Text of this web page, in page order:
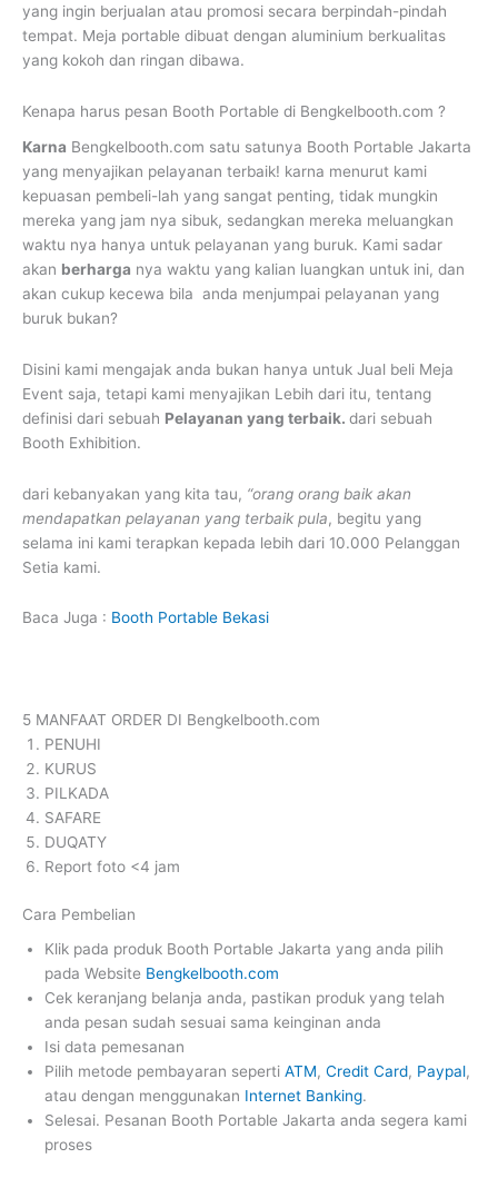
yang ingin berjualan atau promosi secara berpindah-pindah
tempat. Meja portable dibuat dengan aluminium berkualitas
yang kokoh dan ringan dibawa.
Kenapa harus pesan Booth Portable di Bengkelbooth.com ?
Karna Bengkelbooth.com satu satunya Booth Portable Jakarta
yang menyajikan pelayanan terbaik! karna menurut kami
kepuasan pembeli-lah yang sangat penting, tidak mungkin
mereka yang jam nya sibuk, sedangkan mereka meluangkan
waktu nya hanya untuk pelayanan yang buruk. Kami sadar
akan berharga nya waktu yang kalian luangkan untuk ini, dan
akan cukup kecewa bila anda menjumpai pelayanan yang
buruk bukan?
Disini kami mengajak anda bukan hanya untuk Jual beli Meja
Event saja, tetapi kami menyajikan Lebih dari itu, tentang
definisi dari sebuah Pelayanan yang terbaik. dari sebuah
Booth Exhibition.
dari kebanyakan yang kita tau, “orang orang baik akan
mendapatkan pelayanan yang terbaik pula, begitu yang
selama ini kami terapkan kepada lebih dari 10.000 Pelanggan
Setia kami.
Baca Juga : Booth Portable Bekasi
5 MANFAAT ORDER DI Bengkelbooth.com
PENUHI
KURUS
PILKADA
SAFARE
DUQATY
Report foto <4 jam
Cara Pembelian
Klik pada produk Booth Portable Jakarta yang anda pilih
pada Website Bengkelbooth.com
Cek keranjang belanja anda, pastikan produk yang telah
anda pesan sudah sesuai sama keinginan anda
Isi data pemesanan
Pilih metode pembayaran seperti ATM, Credit Card, Paypal,
atau dengan menggunakan Internet Banking.
Selesai. Pesanan Booth Portable Jakarta anda segera kami
proses